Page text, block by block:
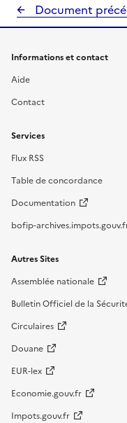
Document
Informations et contact
Aide
Contact
Services
Flux RSS
Table de concordance
Documentation
bofip-
Autres Sites
Assemblée nationale
Bulletin Officiel de la
Circulaires
Douane
EUR-lex
Economie.gouv.fr
Impots.gouv.fr